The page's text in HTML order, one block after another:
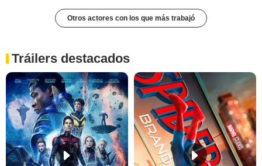
Otros actores con los que más trabajó
Tráilers destacados